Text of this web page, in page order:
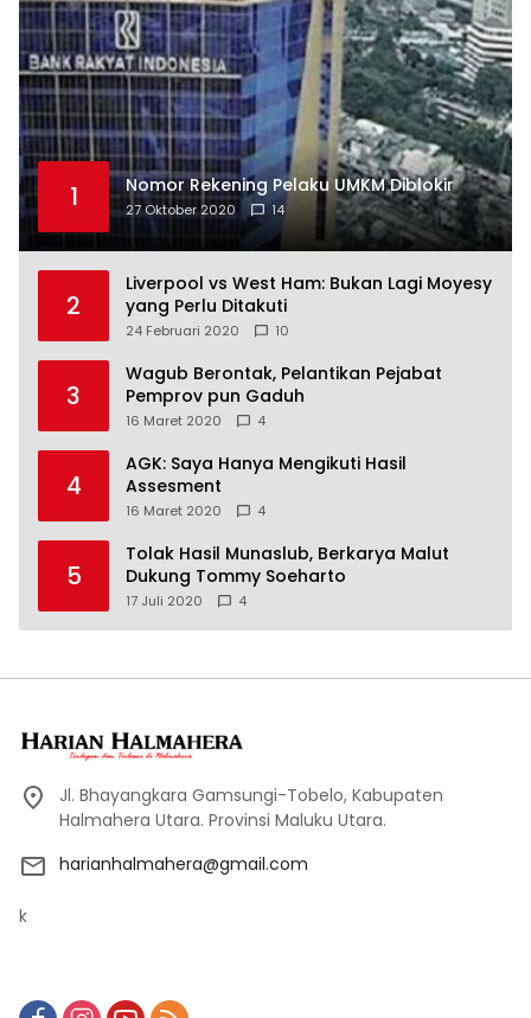
1 Nomor Rekening Pelaku UMKM Diblokir
27 Oktober 2020 14
2
Liverpool vs West Ham: Bukan Lagi Moyesy
yang Perlu Ditakuti
24 Februari 2020 10
3
Wagub Berontak, Pelantikan Pejabat
Pemprov pun Gaduh
16 Maret 2020 4
4
AGK: Saya Hanya Mengikuti Hasil
Assesment
16 Maret 2020 4
5
Tolak Hasil Munaslub, Berkarya Malut
Dukung Tommy Soeharto
17 Juli 2020 4
Jl. Bhayangkara Gamsungi-Tobelo, Kabupaten
Halmahera Utara. Provinsi Maluku Utara.
harianhalmahera@gmail.com
k